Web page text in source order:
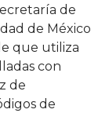
de
de México
que utiliza
con
de
de